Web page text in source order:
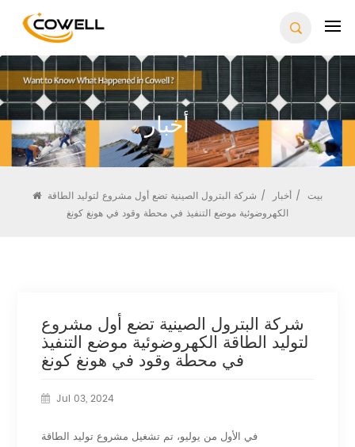
أخبار
بيت / أخبار / شركة البترول الصينية تضع أول مشروع لتوليد الطاقة
الكهروضوئية موضع التنفيذ في محطة وقود في هونغ كونغ
شركة البترول الصينية تضع أول مشروع
لتوليد الطاقة الكهروضوئية موضع التنفيذ
في محطة وقود في هونغ كونغ
Jul 03, 2024
في الأول من يوليو، تم تشغيل مشروع توليد الطاقة